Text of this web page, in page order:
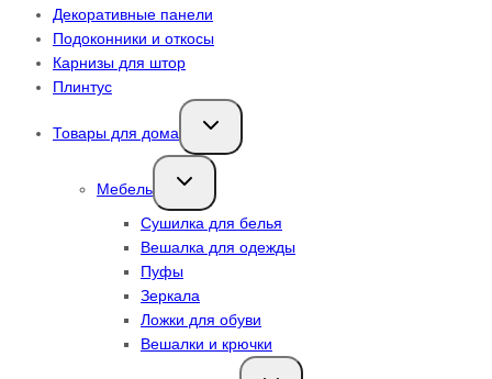
Декоративные панели
Подоконники и откосы
Карнизы для штор
Плинтус
Товары для дома
Переключить
дочернее
Мебель
Переключить
дочернее
Сушилка для белья
Вешалка для одежды
Пуфы
Зеркала
Ложки для обуви
Вешалки и крючки
Переключить